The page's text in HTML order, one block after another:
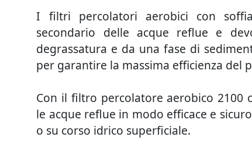
I filtri percolatori aerobici con
secondario delle acque reflue e
degrassatura e da una fase di
per garantire la massima efficienza del
Con il filtro percolatore aerobico 2100
le acque reflue in modo efficace e
o su corso idrico superficiale.